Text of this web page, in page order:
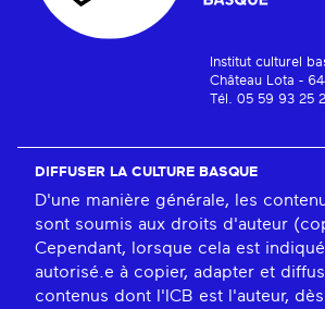
Institut culturel
Château Lota -
Tél. 05 59 93 25
DIFFUSER LA CULTURE BASQUE
D'une manière générale, les
sont soumis aux droits d'auteur
Cependant, lorsque cela est
autorisé.e à copier, adapter et
contenus dont l'ICB est l'auteur,